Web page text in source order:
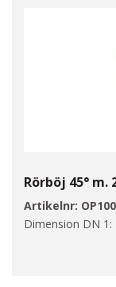
Rörböj 45° m.
Artikelnr:
Dimension DN 1: